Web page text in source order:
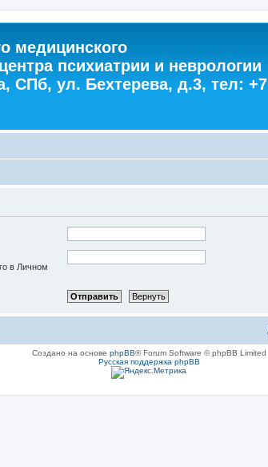
медицинского
психиатрии и неврологии
СПб, ул. Бехтерева, д.3, тел: +7
в Личном
Создано на основе phpBB® Forum Software © phpBB Limited
Русская поддержка phpBB